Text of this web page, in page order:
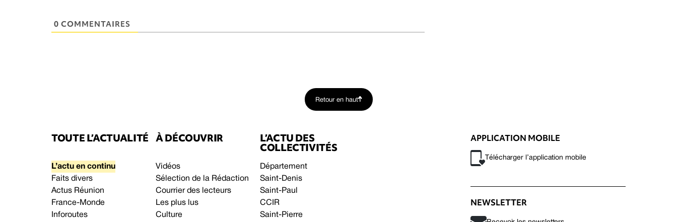
0 COMMENTAIRES
Retour en haut
TOUTE L’ACTUALITÉ
L’actu en continu
Faits divers
Actus Réunion
France-Monde
Inforoutes
À DÉCOUVRIR
Vidéos
Sélection de la Rédaction
Courrier des lecteurs
Les plus lus
Culture
L’ACTU DES
COLLECTIVITÉS
Département
Saint-Denis
Saint-Paul
CCIR
Saint-Pierre
APPLICATION MOBILE
Télécharger l’application mobile
NEWSLETTER